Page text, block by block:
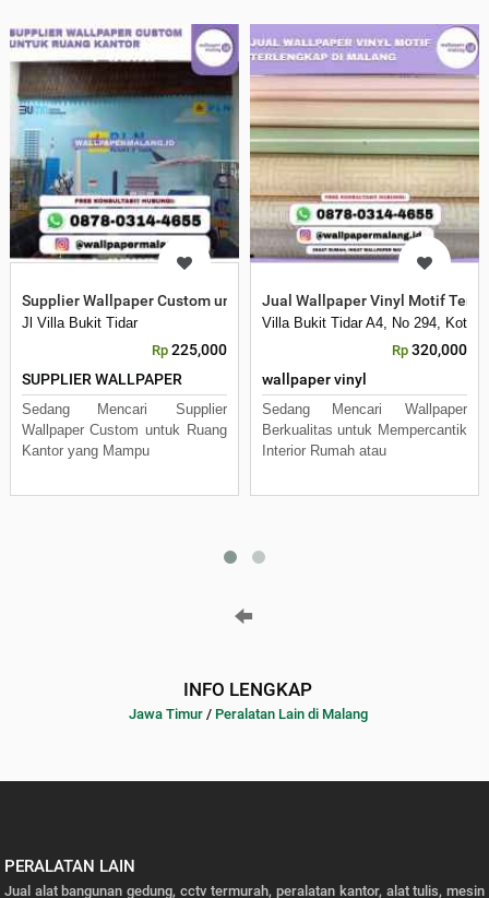
Supplier Wallpaper Custom untuk Ruang Kantor
Jl Villa Bukit Tidar
Rp 225,000
SUPPLIER WALLPAPER
Sedang Mencari Supplier
Wallpaper Custom untuk Ruang
Kantor yang Mampu
Jual Wallpaper Vinyl Motif
Villa Bukit Tidar A4, No 294, Kota
Rp 320,000
wallpaper vinyl
Sedang Mencari Wallpaper
Berkualitas untuk Mempercantik
Interior Rumah atau
INFO LENGKAP
Jawa Timur/ Peralatan Lain di Malang
PERALATAN LAIN
Jual alat bangunan gedung, cctv termurah, peralatan kantor, alat tulis, mesin